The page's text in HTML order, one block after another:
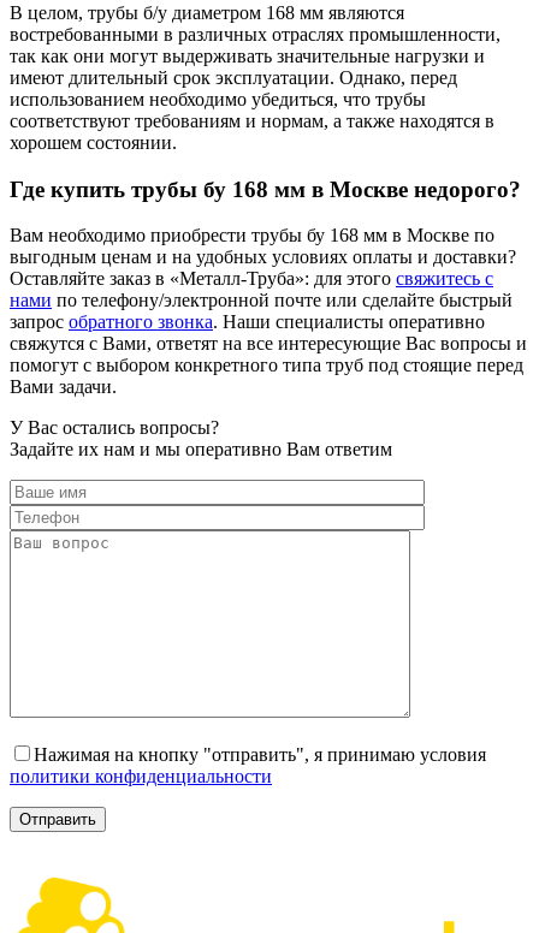
В целом, трубы б/у диаметром 168 мм являются
востребованными в различных отраслях промышленности,
так как они могут выдерживать значительные нагрузки и
имеют длительный срок эксплуатации. Однако, перед
использованием необходимо убедиться, что трубы
соответствуют требованиям и нормам, а также находятся в
хорошем состоянии.
Где купить трубы бу 168 мм в Москве недорого?
Вам необходимо приобрести трубы бу 168 мм в Москве по
выгодным ценам и на удобных условиях оплаты и доставки?
Оставляйте заказ в «Металл-Труба»: для этого свяжитесь с
нами по телефону/электронной почте или сделайте быстрый
запрос обратного звонка. Наши специалисты оперативно
свяжутся с Вами, ответят на все интересующие Вас вопросы и
помогут с выбором конкретного типа труб под стоящие перед
Вами задачи.
У Вас остались вопросы?
Задайте их нам и мы оперативно Вам ответим
Нажимая на кнопку "отправить", я принимаю условия
политики конфиденциальности